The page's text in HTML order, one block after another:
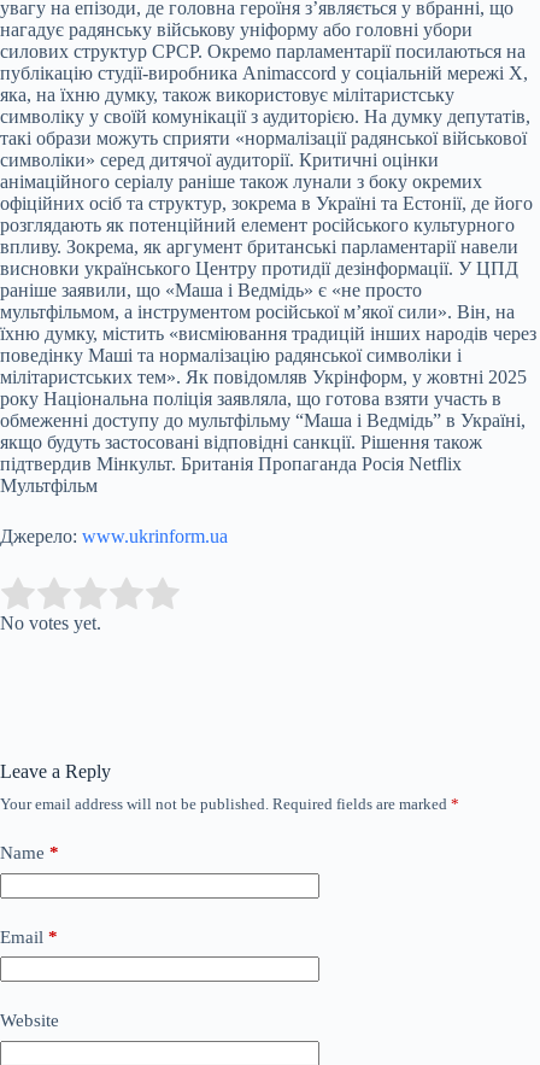
увагу на епізоди, де головна героїня з’являється у вбранні, що
нагадує радянську військову уніформу або головні убори
силових структур СРСР. Окремо парламентарії посилаються на
публікацію студії-виробника Animaccord у соціальній мережі Х,
яка, на їхню думку, також використовує мілітаристську
символіку у своїй комунікації з аудиторією. На думку депутатів,
такі образи можуть сприяти «нормалізації радянської військової
символіки» серед дитячої аудиторії. Критичні оцінки
анімаційного серіалу раніше також лунали з боку окремих
офіційних осіб та структур, зокрема в Україні та Естонії, де його
розглядають як потенційний елемент російського культурного
впливу. Зокрема, як аргумент британські парламентарії навели
висновки українського Центру протидії дезінформації. У ЦПД
раніше заявили, що «Маша і Ведмідь» є «не просто
мультфільмом, а інструментом російської м’якої сили». Він, на
їхню думку, містить «висміювання традицій інших народів через
поведінку Маші та нормалізацію радянської символіки і
мілітаристських тем». Як повідомляв Укрінформ, у жовтні 2025
року Національна поліція заявляла, що готова взяти участь в
обмеженні доступу до мультфільму “Маша і Ведмідь” в Україні,
якщо будуть застосовані відповідні санкції. Рішення також
підтвердив Мінкульт. Британія Пропаганда Росія Netflix
Мультфільм
Джерело: www.ukrinform.ua
Rate this item:
No votes yet.
Leave a Reply
Your email address will not be published. Required fields are marked *
Name *
Email *
Website